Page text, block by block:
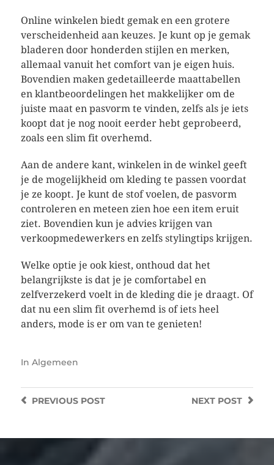
Online winkelen biedt gemak en een grotere
verscheidenheid aan keuzes. Je kunt op je gemak
bladeren door honderden stijlen en merken,
allemaal vanuit het comfort van je eigen huis.
Bovendien maken gedetailleerde maattabellen
en klantbeoordelingen het makkelijker om de
juiste maat en pasvorm te vinden, zelfs als je iets
koopt dat je nog nooit eerder hebt geprobeerd,
zoals een slim fit overhemd.
Aan de andere kant, winkelen in de winkel geeft
je de mogelijkheid om kleding te passen voordat
je ze koopt. Je kunt de stof voelen, de pasvorm
controleren en meteen zien hoe een item eruit
ziet. Bovendien kun je advies krijgen van
verkoopmedewerkers en zelfs stylingtips krijgen.
Welke optie je ook kiest, onthoud dat het
belangrijkste is dat je je comfortabel en
zelfverzekerd voelt in de kleding die je draagt. Of
dat nu een slim fit overhemd is of iets heel
anders, mode is er om van te genieten!
In Algemeen
NEXT POST
PREVIOUSPOST